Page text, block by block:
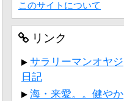
このサイトについて
リンク
サラリーマンオヤジ
日記
海・来愛。。健やか